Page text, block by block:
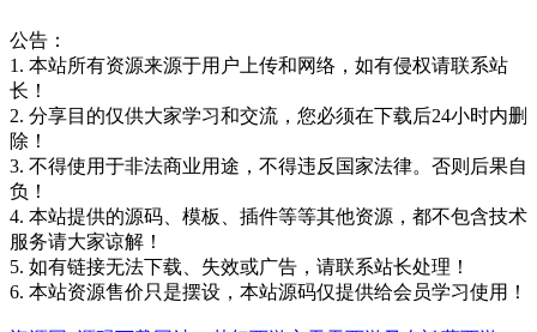
公告：
1. 本站所有资源来源于用户上传和网络，如有侵权请联系站
长！
2. 分享目的仅供大家学习和交流，您必须在下载后24小时内删
除！
3. 不得使用于非法商业用途，不得违反国家法律。否则后果自
负！
4. 本站提供的源码、模板、插件等等其他资源，都不包含技术
服务请大家谅解！
5. 如有链接无法下载、失效或广告，请联系站长处理！
6. 本站资源售价只是摆设，本站源码仅提供给会员学习使用！